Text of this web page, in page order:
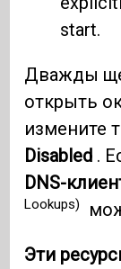
start.
Дважды
открыть
измените
Disabled .
DNS-
Lookups)
Эти